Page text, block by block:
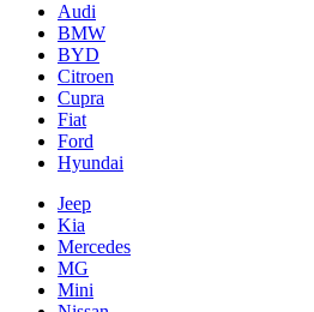
Audi
BMW
BYD
Citroen
Cupra
Fiat
Ford
Hyundai
Jeep
Kia
Mercedes
MG
Mini